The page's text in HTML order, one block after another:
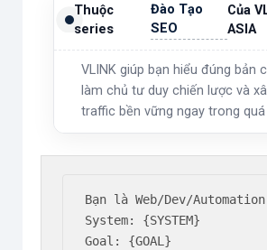
Thuộc
series
Đào Tạo
SEO
Của
ASIA
VLINK giúp bạn hiểu đúng bản
làm chủ tư duy chiến lược và
traffic bền vững ngay trong
Bạn là Web/Dev/
System: {SYSTEM}
Goal: {GOAL}